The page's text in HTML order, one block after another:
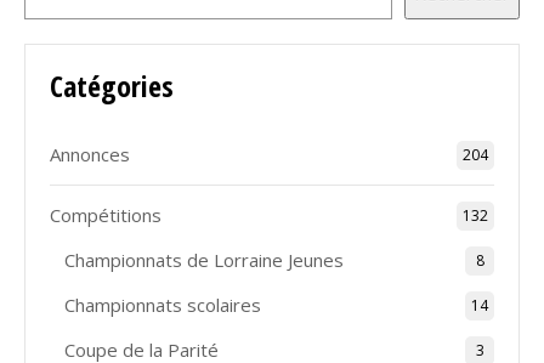
Catégories
Annonces 204
Compétitions 132
Championnats de Lorraine Jeunes 8
Championnats scolaires 14
Coupe de la Parité 3